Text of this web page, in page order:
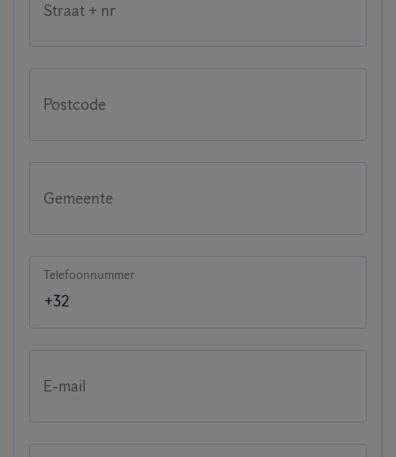
Straat + nr
Postcode
Gemeente
Telefoonnummer
E-mail